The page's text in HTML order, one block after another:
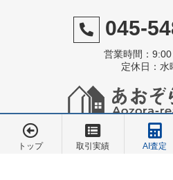
045-
営業時間：
定休日：水
©株式会社 あおぞ
トップ 取引実績 AI査定